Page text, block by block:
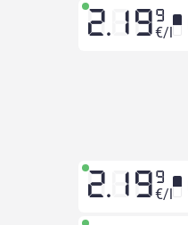
2.19 9
€/l
2.19 9
€/l